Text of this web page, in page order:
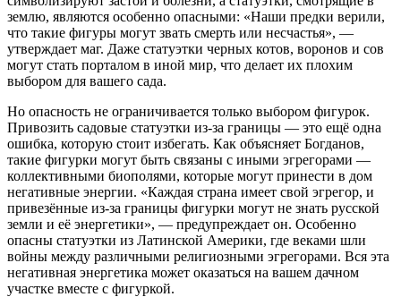
землю, являются особенно опасными: «Наши предки верили,
что такие фигуры могут звать смерть или несчастья», —
утверждает маг. Даже статуэтки черных котов, воронов и сов
могут стать порталом в иной мир, что делает их плохим
выбором для вашего сада.
Но опасность не ограничивается только выбором фигурок.
Привозить садовые статуэтки из-за границы — это ещё одна
ошибка, которую стоит избегать. Как объясняет Богданов,
такие фигурки могут быть связаны с иными эгрегорами —
коллективными биополями, которые могут принести в дом
негативные энергии. «Каждая страна имеет свой эгрегор, и
привезённые из-за границы фигурки могут не знать русской
земли и её энергетики», — предупреждает он. Особенно
опасны статуэтки из Латинской Америки, где веками шли
войны между различными религиозными эгрегорами. Вся эта
негативная энергетика может оказаться на вашем дачном
участке вместе с фигуркой.